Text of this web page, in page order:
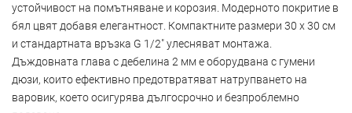
устойчивост на помътняване и корозия. Модерното покритие в
бял цвят добавя елегантност. Компактните размери 30 x 30 см
и стандартната връзка G 1/2" улесняват монтажа.
Дъждовната глава с дебелина 2 мм е оборудвана с гумени
дюзи, които ефективно предотвратяват натрупването на
варовик, което осигурява дългосрочно и безпроблемно